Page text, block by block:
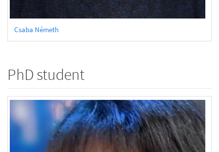
Csaba Németh
PhD student